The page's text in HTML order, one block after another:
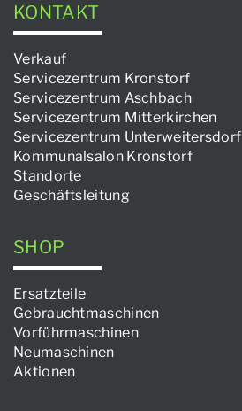
KONTAKT
Verkauf
Servicezentrum Kronstorf
Servicezentrum Aschbach
Servicezentrum Mitterkirchen
Servicezentrum Unterweitersdorf
Kommunalsalon Kronstorf
Standorte
Geschäftsleitung
SHOP
Ersatzteile
Gebrauchtmaschinen
Vorführmaschinen
Neumaschinen
Aktionen